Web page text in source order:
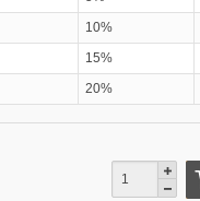
10%
15%
20%